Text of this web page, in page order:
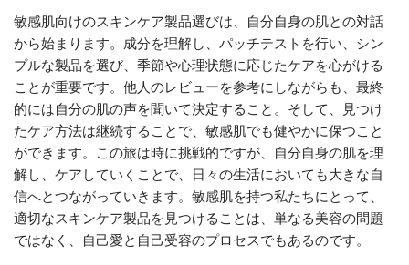
敏感肌向けのスキンケア製品選びは、自分自身の肌との対話
から始まります。成分を理解し、パッチテストを行い、シン
プルな製品を選び、季節や心理状態に応じたケアを心がける
ことが重要です。他人のレビューを参考にしながらも、最終
的には自分の肌の声を聞いて決定すること。そして、見つけ
たケア方法は継続することで、敏感肌でも健やかに保つこと
ができます。この旅は時に挑戦的ですが、自分自身の肌を理
解し、ケアしていくことで、日々の生活においても大きな自
信へとつながっていきます。敏感肌を持つ私たちにとって、
適切なスキンケア製品を見つけることは、単なる美容の問題
ではなく、自己愛と自己受容のプロセスでもあるのです。